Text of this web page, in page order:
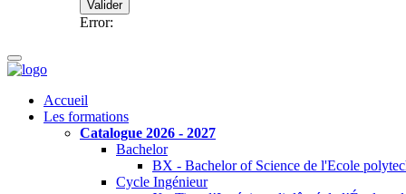
Valider
Error:
Accueil
Les formations
Catalogue 2026 - 2027
Bachelor
BX - Bachelor of Science de l'Ecole
Cycle Ingénieur